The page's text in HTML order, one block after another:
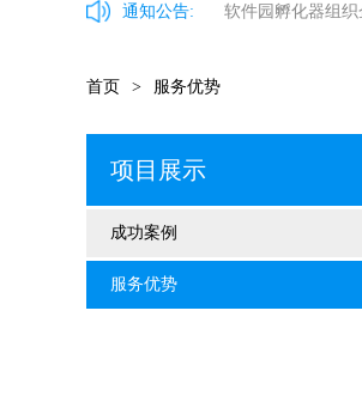
通知公告: 软件园孵化器组
首页 > 服务优势
项目展示
成功案例
服务优势